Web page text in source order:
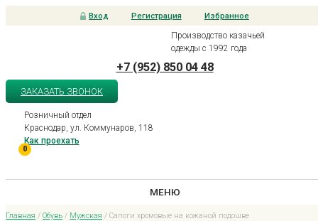
Вход Регистрация Избранное
Производство казачьей
одежды с 1992 года
+7 (952) 850 04 48
ЗАКАЗАТЬ ЗВОНОК
Розничный отдел
Краснодар, ул. Коммунаров, 118
Как проехать
0
МЕНЮ
Главная / Обувь / Мужская / Сапоги хромовые на кожаной подошве